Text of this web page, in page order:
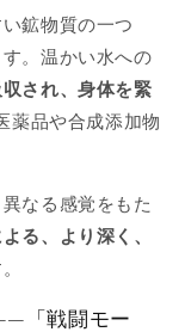
鉱物質の一つ
。温かい水への
され、身体を緊
薬品や合成添加物
なる感覚をもた
る、より深く、
「戦闘モー